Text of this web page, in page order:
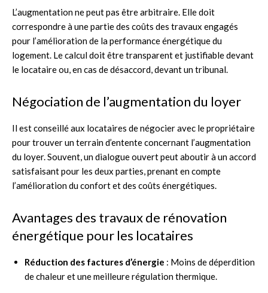
L’augmentation ne peut pas être arbitraire. Elle doit
correspondre à une partie des coûts des travaux engagés
pour l’amélioration de la performance énergétique du
logement. Le calcul doit être transparent et justifiable devant
le locataire ou, en cas de désaccord, devant un tribunal.
Négociation de l’augmentation du loyer
Il est conseillé aux locataires de négocier avec le propriétaire
pour trouver un terrain d’entente concernant l’augmentation
du loyer. Souvent, un dialogue ouvert peut aboutir à un accord
satisfaisant pour les deux parties, prenant en compte
l’amélioration du confort et des coûts énergétiques.
Avantages des travaux de rénovation
énergétique pour les locataires
Réduction des factures d’énergie : Moins de déperdition
de chaleur et une meilleure régulation thermique.